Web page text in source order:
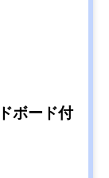
ボード付